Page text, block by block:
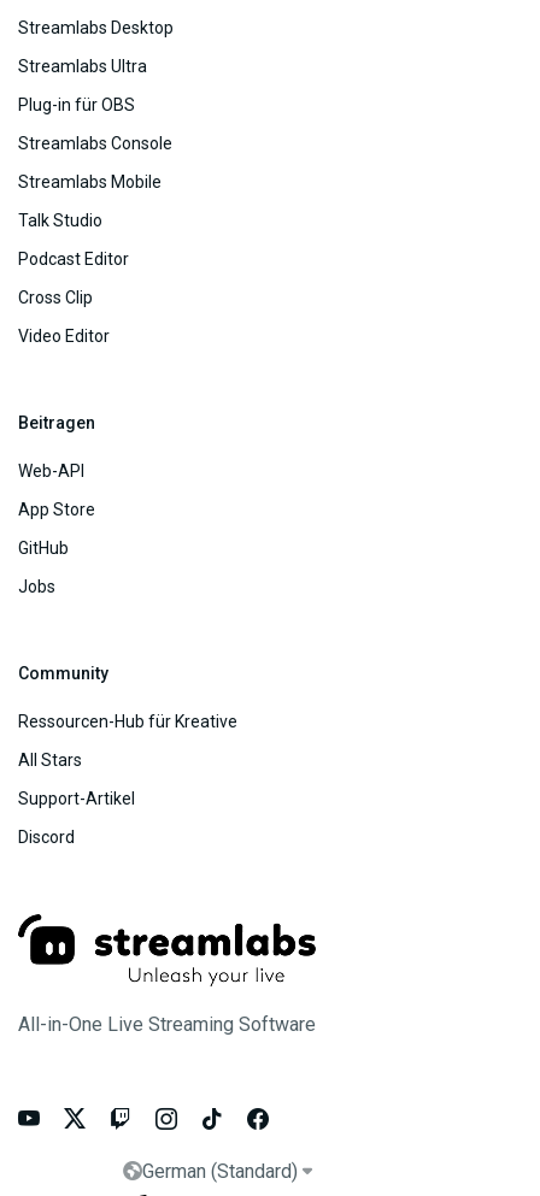
All-in-One Live Streaming Software
     
German (Standard) 
Streamlabs Desktop
Streamlabs Ultra
Plug-in für OBS
Streamlabs Console
Streamlabs Mobile
Talk Studio
Podcast Editor
Cross Clip
Video Editor
Beitragen
Web-API
App Store
GitHub
Jobs
Community
Ressourcen-Hub für Kreative
All Stars
Support-Artikel
Discord